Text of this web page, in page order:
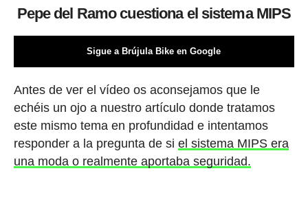
Pepe del Ramo cuestiona el sistema MIPS
Sigue a Brújula Bike en Google
Antes de ver el vídeo os aconsejamos que le
echéis un ojo a nuestro artículo donde tratamos
este mismo tema en profundidad e intentamos
responder a la pregunta de si el sistema MIPS era
una moda o realmente aportaba seguridad.